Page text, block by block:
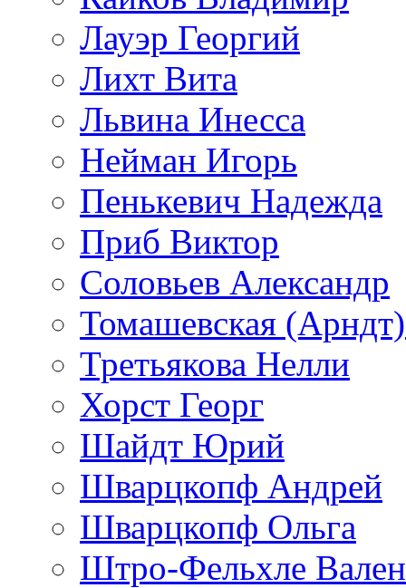
Лауэр Георгий
Лихт Вита
Львина Инесса
Нейман Игорь
Пенькевич Надежда
Приб Виктор
Соловьев Александр
Томашевская
Третьякова Нелли
Хорст Георг
Шайдт Юрий
Шварцкопф Андрей
Шварцкопф Ольга
Штро-Фельхле